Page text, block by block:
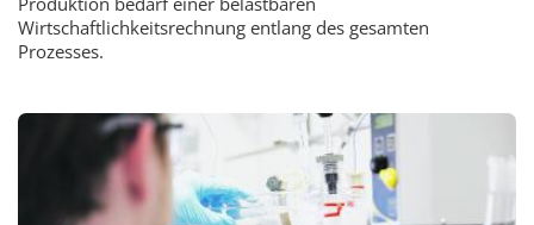
Wirtschaftlichkeitsrechnung entlang des gesamten
Prozesses.